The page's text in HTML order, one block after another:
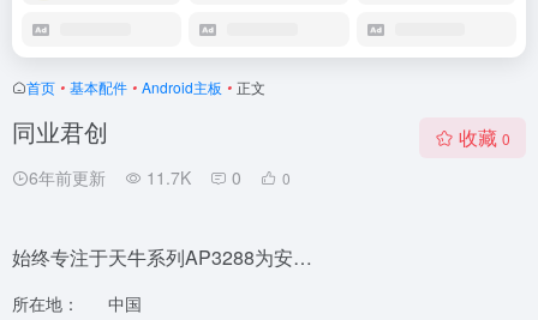
首页 • 基本配件 • Android主板 • 正文
同业君创
6年前更新 11.7K 0 0
收藏 0
始终专注于天牛系列AP3288为安…
所在地：
中国